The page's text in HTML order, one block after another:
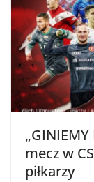
mecz w
piłkarzy